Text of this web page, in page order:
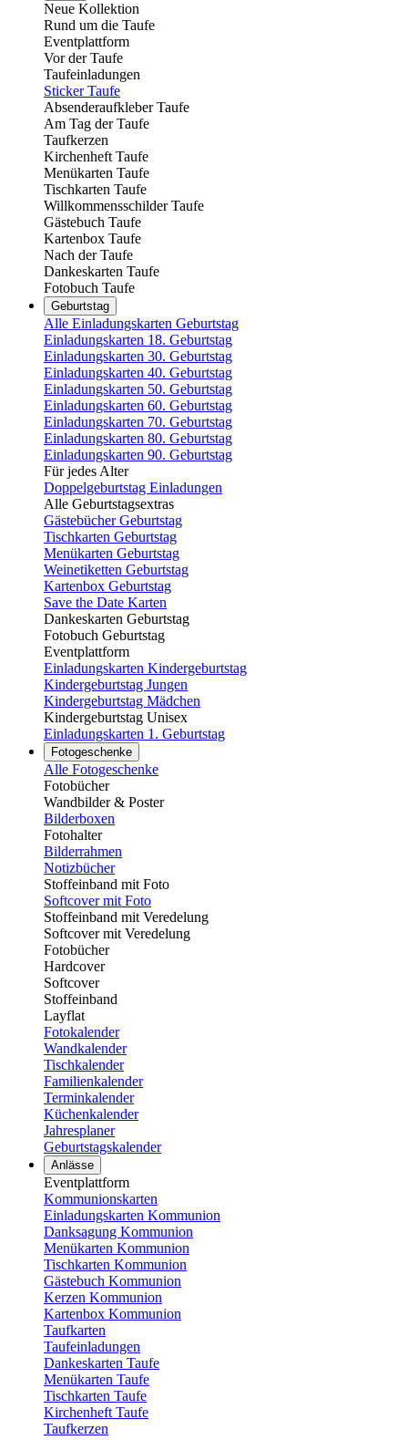
Neue Kollektion
Rund um die Taufe
Eventplattform
Vor der Taufe
Taufeinladungen
Sticker Taufe
Absenderaufkleber Taufe
Am Tag der Taufe
Taufkerzen
Kirchenheft Taufe
Menükarten Taufe
Tischkarten Taufe
Willkommensschilder Taufe
Gästebuch Taufe
Kartenbox Taufe
Nach der Taufe
Dankeskarten Taufe
Fotobuch Taufe
Geburtstag
Alle Einladungskarten Geburtstag
Einladungskarten 18. Geburtstag
Einladungskarten 30. Geburtstag
Einladungskarten 40. Geburtstag
Einladungskarten 50. Geburtstag
Einladungskarten 60. Geburtstag
Einladungskarten 70. Geburtstag
Einladungskarten 80. Geburtstag
Einladungskarten 90. Geburtstag
Für jedes Alter
Doppelgeburtstag Einladungen
Alle Geburtstagsextras
Gästebücher Geburtstag
Tischkarten Geburtstag
Menükarten Geburtstag
Weinetiketten Geburtstag
Kartenbox Geburtstag
Save the Date Karten
Dankeskarten Geburtstag
Fotobuch Geburtstag
Eventplattform
Einladungskarten Kindergeburtstag
Kindergeburtstag Jungen
Kindergeburtstag Mädchen
Kindergeburtstag Unisex
Einladungskarten 1. Geburtstag
Fotogeschenke
Alle Fotogeschenke
Fotobücher
Wandbilder & Poster
Bilderboxen
Fotohalter
Bilderrahmen
Notizbücher
Stoffeinband mit Foto
Softcover mit Foto
Stoffeinband mit Veredelung
Softcover mit Veredelung
Fotobücher
Hardcover
Softcover
Stoffeinband
Layflat
Fotokalender
Wandkalender
Tischkalender
Familienkalender
Terminkalender
Küchenkalender
Jahresplaner
Geburtstagskalender
Anlässe
Eventplattform
Kommunionskarten
Einladungskarten Kommunion
Danksagung Kommunion
Menükarten Kommunion
Tischkarten Kommunion
Gästebuch Kommunion
Kerzen Kommunion
Kartenbox Kommunion
Taufkarten
Taufeinladungen
Dankeskarten Taufe
Menükarten Taufe
Tischkarten Taufe
Kirchenheft Taufe
Taufkerzen